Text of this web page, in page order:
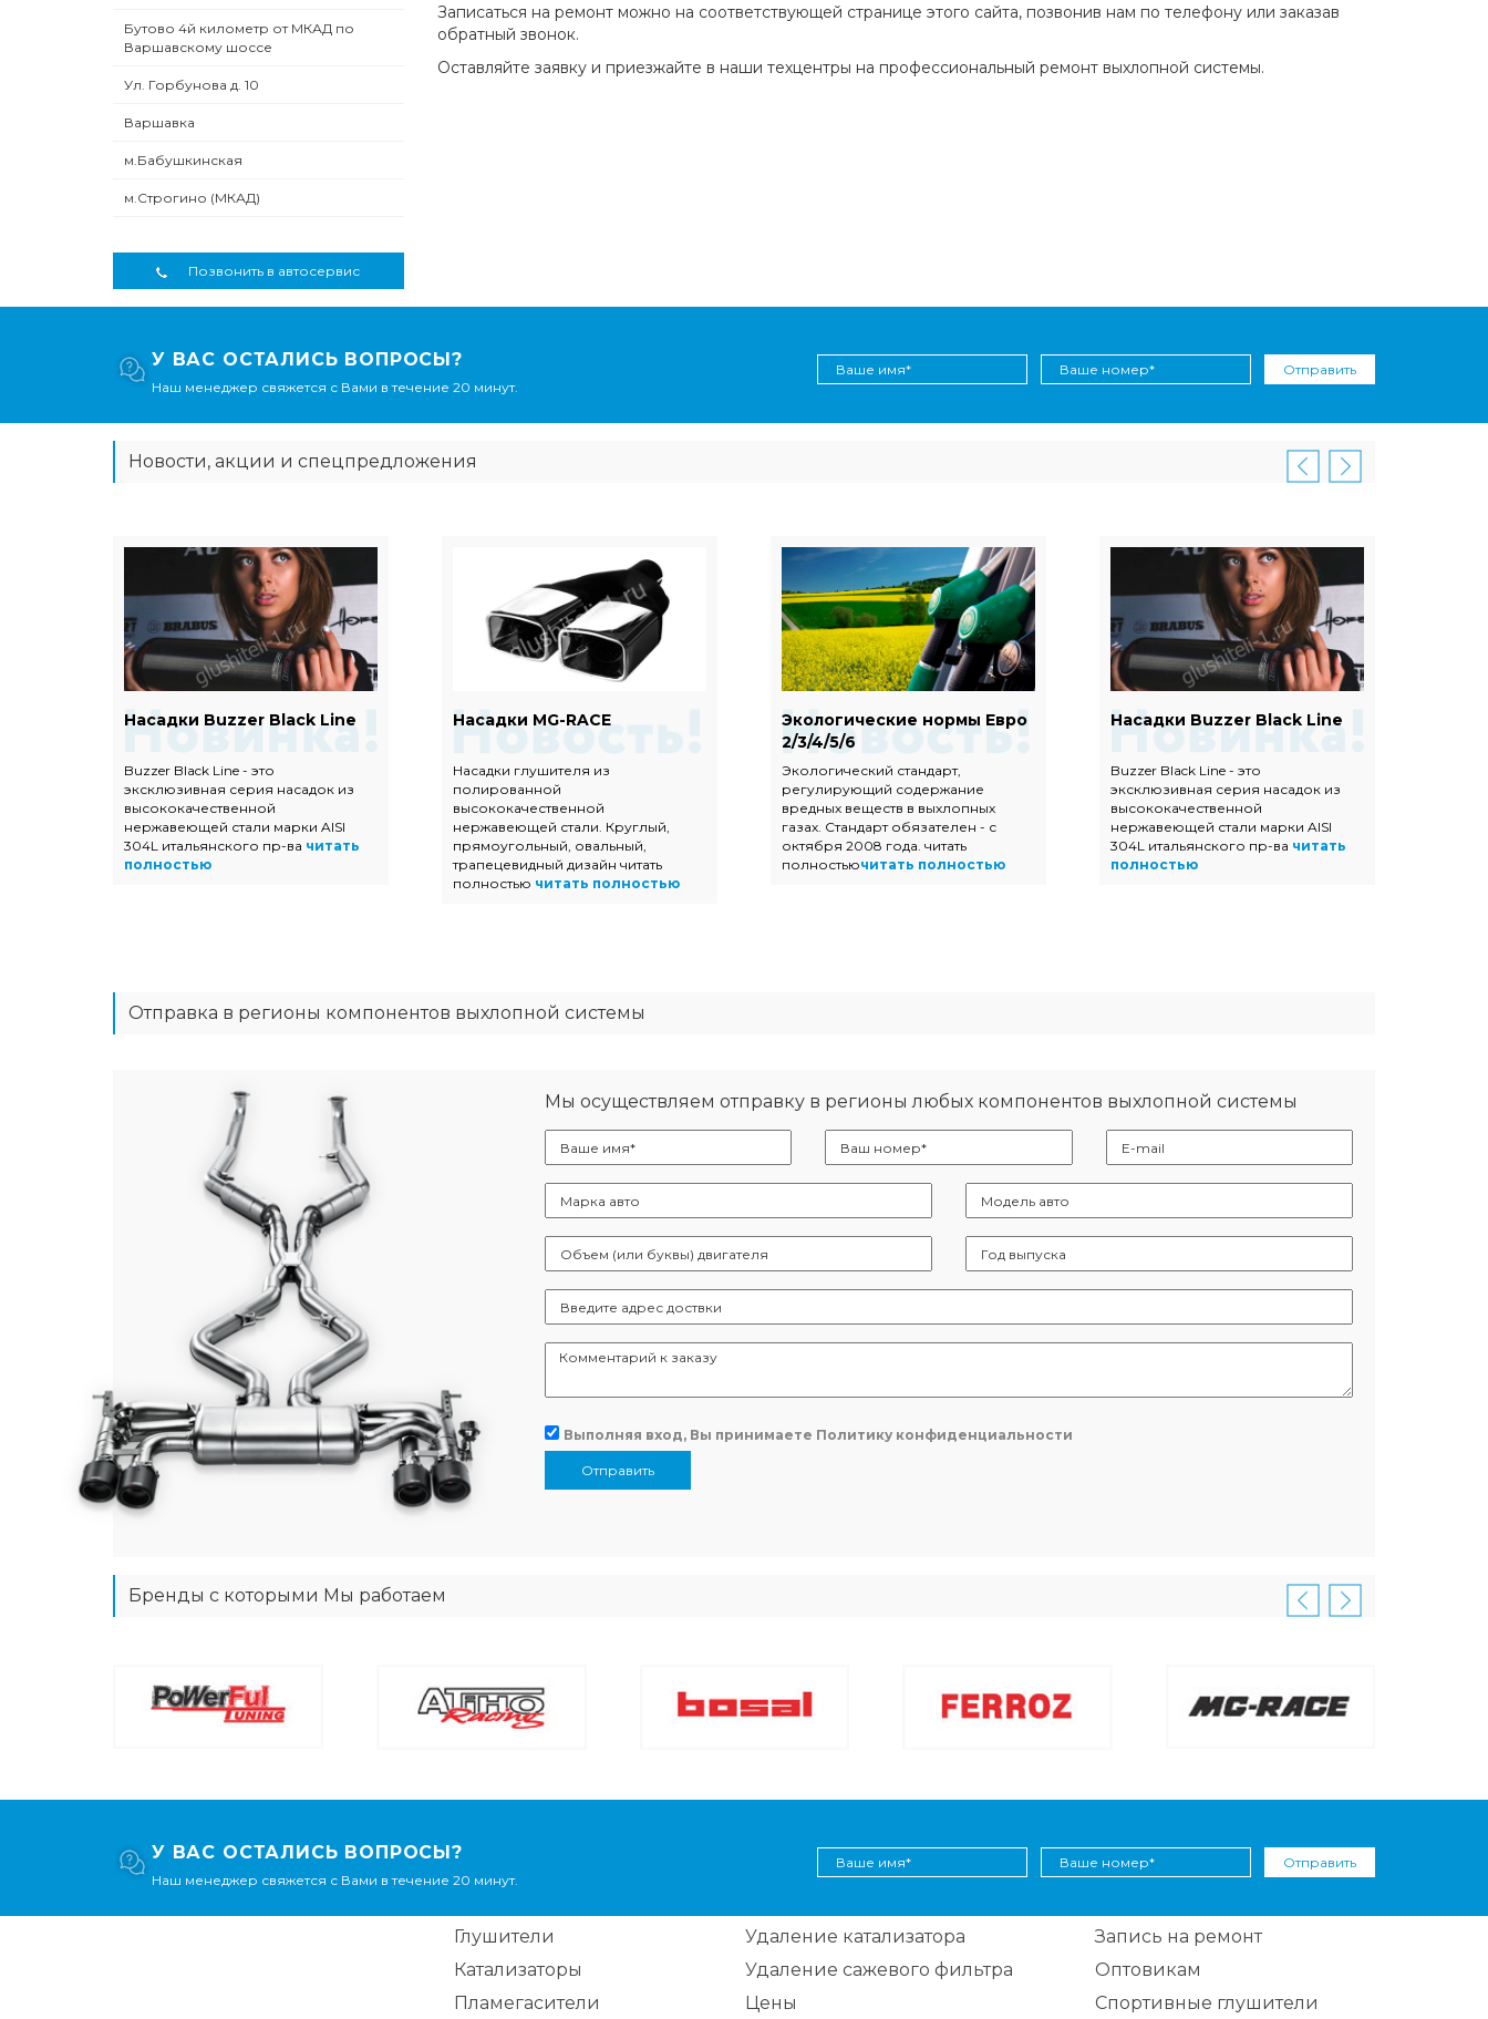
Бутово 4й километр от МКАД по
Варшавскому шоссе
Ул. Горбунова д. 10
Варшавка
м.Бабушкинская
м.Строгино (МКАД)
Позвонить в автосервис
Записаться на ремонт можно на соответствующей странице этого сайта, позвонив нам по телефону или заказав
обратный звонок.
Оставляйте заявку и приезжайте в наши техцентры на профессиональный ремонт выхлопной системы.
У ВАС ОСТАЛИСЬ ВОПРОСЫ?
Наш менеджер свяжется с Вами в течение 20 минут.
Отправить
Новости, акции и спецпредложения
Насадки Buzzer Black Line
Buzzer Black Line - это
эксклюзивная серия насадок из
высококачественной
нержавеющей стали марки AISI
304L итальянского пр-ва читать
полностью
Насадки MG-RACE
Насадки глушителя из
полированной
высококачественной
нержавеющей стали. Круглый,
прямоугольный, овальный,
трапецевидный дизайн читать
полностью читать полностью
Экологические нормы Евро
2/3/4/5/6
Экологический стандарт,
регулирующий содержание
вредных веществ в выхлопных
газах. Стандарт обязателен - с
октября 2008 года. читать
полностьючитать полностью
Насадки Buzzer Black Line
Buzzer Black Line - это
эксклюзивная серия насадок из
высококачественной
нержавеющей стали марки AISI
304L итальянского пр-ва читать
полностью
Отправка в регионы компонентов выхлопной системы
Мы осуществляем отправку в регионы любых компонентов выхлопной системы
Выполняя вход, Вы принимаете Политику конфиденциальности
Отправить
Бренды с которыми Мы работаем
У ВАС ОСТАЛИСЬ ВОПРОСЫ?
Наш менеджер свяжется с Вами в течение 20 минут.
Отправить
Глушители
Катализаторы
Пламегасители
Удаление катализатора
Удаление сажевого фильтра
Цены
Запись на ремонт
Оптовикам
Спортивные глушители